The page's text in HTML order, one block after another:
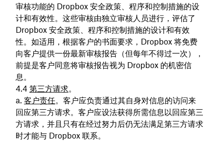
审核功能的 Dropbox 安全政策、程序和控制措施的设
计和有效性。这些审核由独立审核人员进行，评估了
Dropbox 安全政策、程序和控制措施的设计和有效
性。如适用，根据客户的书面要求，Dropbox 将免费
向客户提供一份最新审核报告（但每年不得过一次），
前提是客户同意将审核报告视为 Dropbox 的机密信
息。
第三方请求。
客户责任。客户应负责通过其自身对信息的访问来
回应第三方请求。客户应设法获得所需信息以回应第三
方请求，并且只有在经过努力后仍无法满足第三方请求
时才能与 Dropbox 联系。